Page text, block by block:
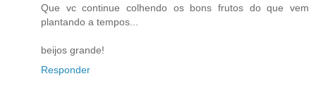
Que vc continue colhendo os bons frutos do que vem
plantando a tempos...
beijos grande!
Responder